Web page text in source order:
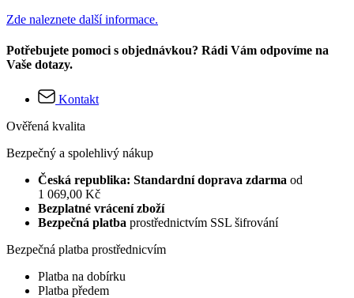
Zde naleznete další informace.
Potřebujete pomoci s objednávkou? Rádi Vám odpovíme na
Vaše dotazy.
Kontakt
Ověřená kvalita
Bezpečný a spolehlivý nákup
Česká republika: Standardní doprava zdarma od
1 069,00 Kč
Bezplatné vrácení zboží
Bezpečná platba prostřednictvím SSL šifrování
Bezpečná platba prostřednicvím
Platba na dobírku
Platba předem